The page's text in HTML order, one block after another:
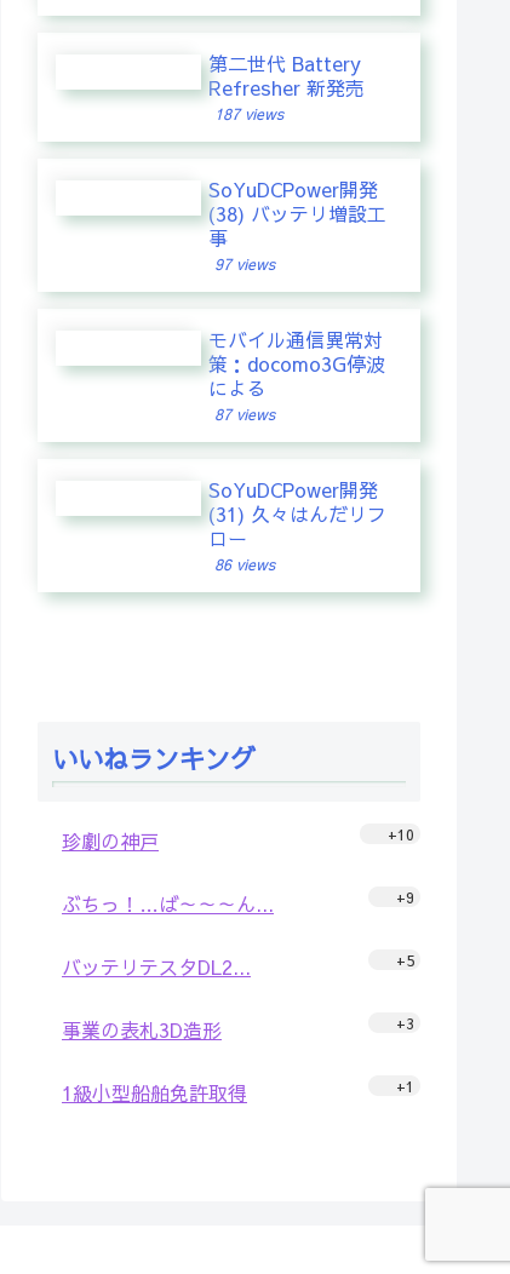
第二世代 Battery
Refresher 新発売
187 views
SoYuDCPower開発
(38) バッテリ増設工
事
97 views
モバイル通信異常対
策：docomo3G停波
による
87 views
SoYuDCPower開発
(31) 久々はんだリフ
ロー
86 views
いいねランキング
珍劇の神戸 +10
ぶちっ！…ば～～～ん... +9
バッテリテスタDL2... +5
事業の表札3D造形 +3
1級小型船舶免許取得 +1